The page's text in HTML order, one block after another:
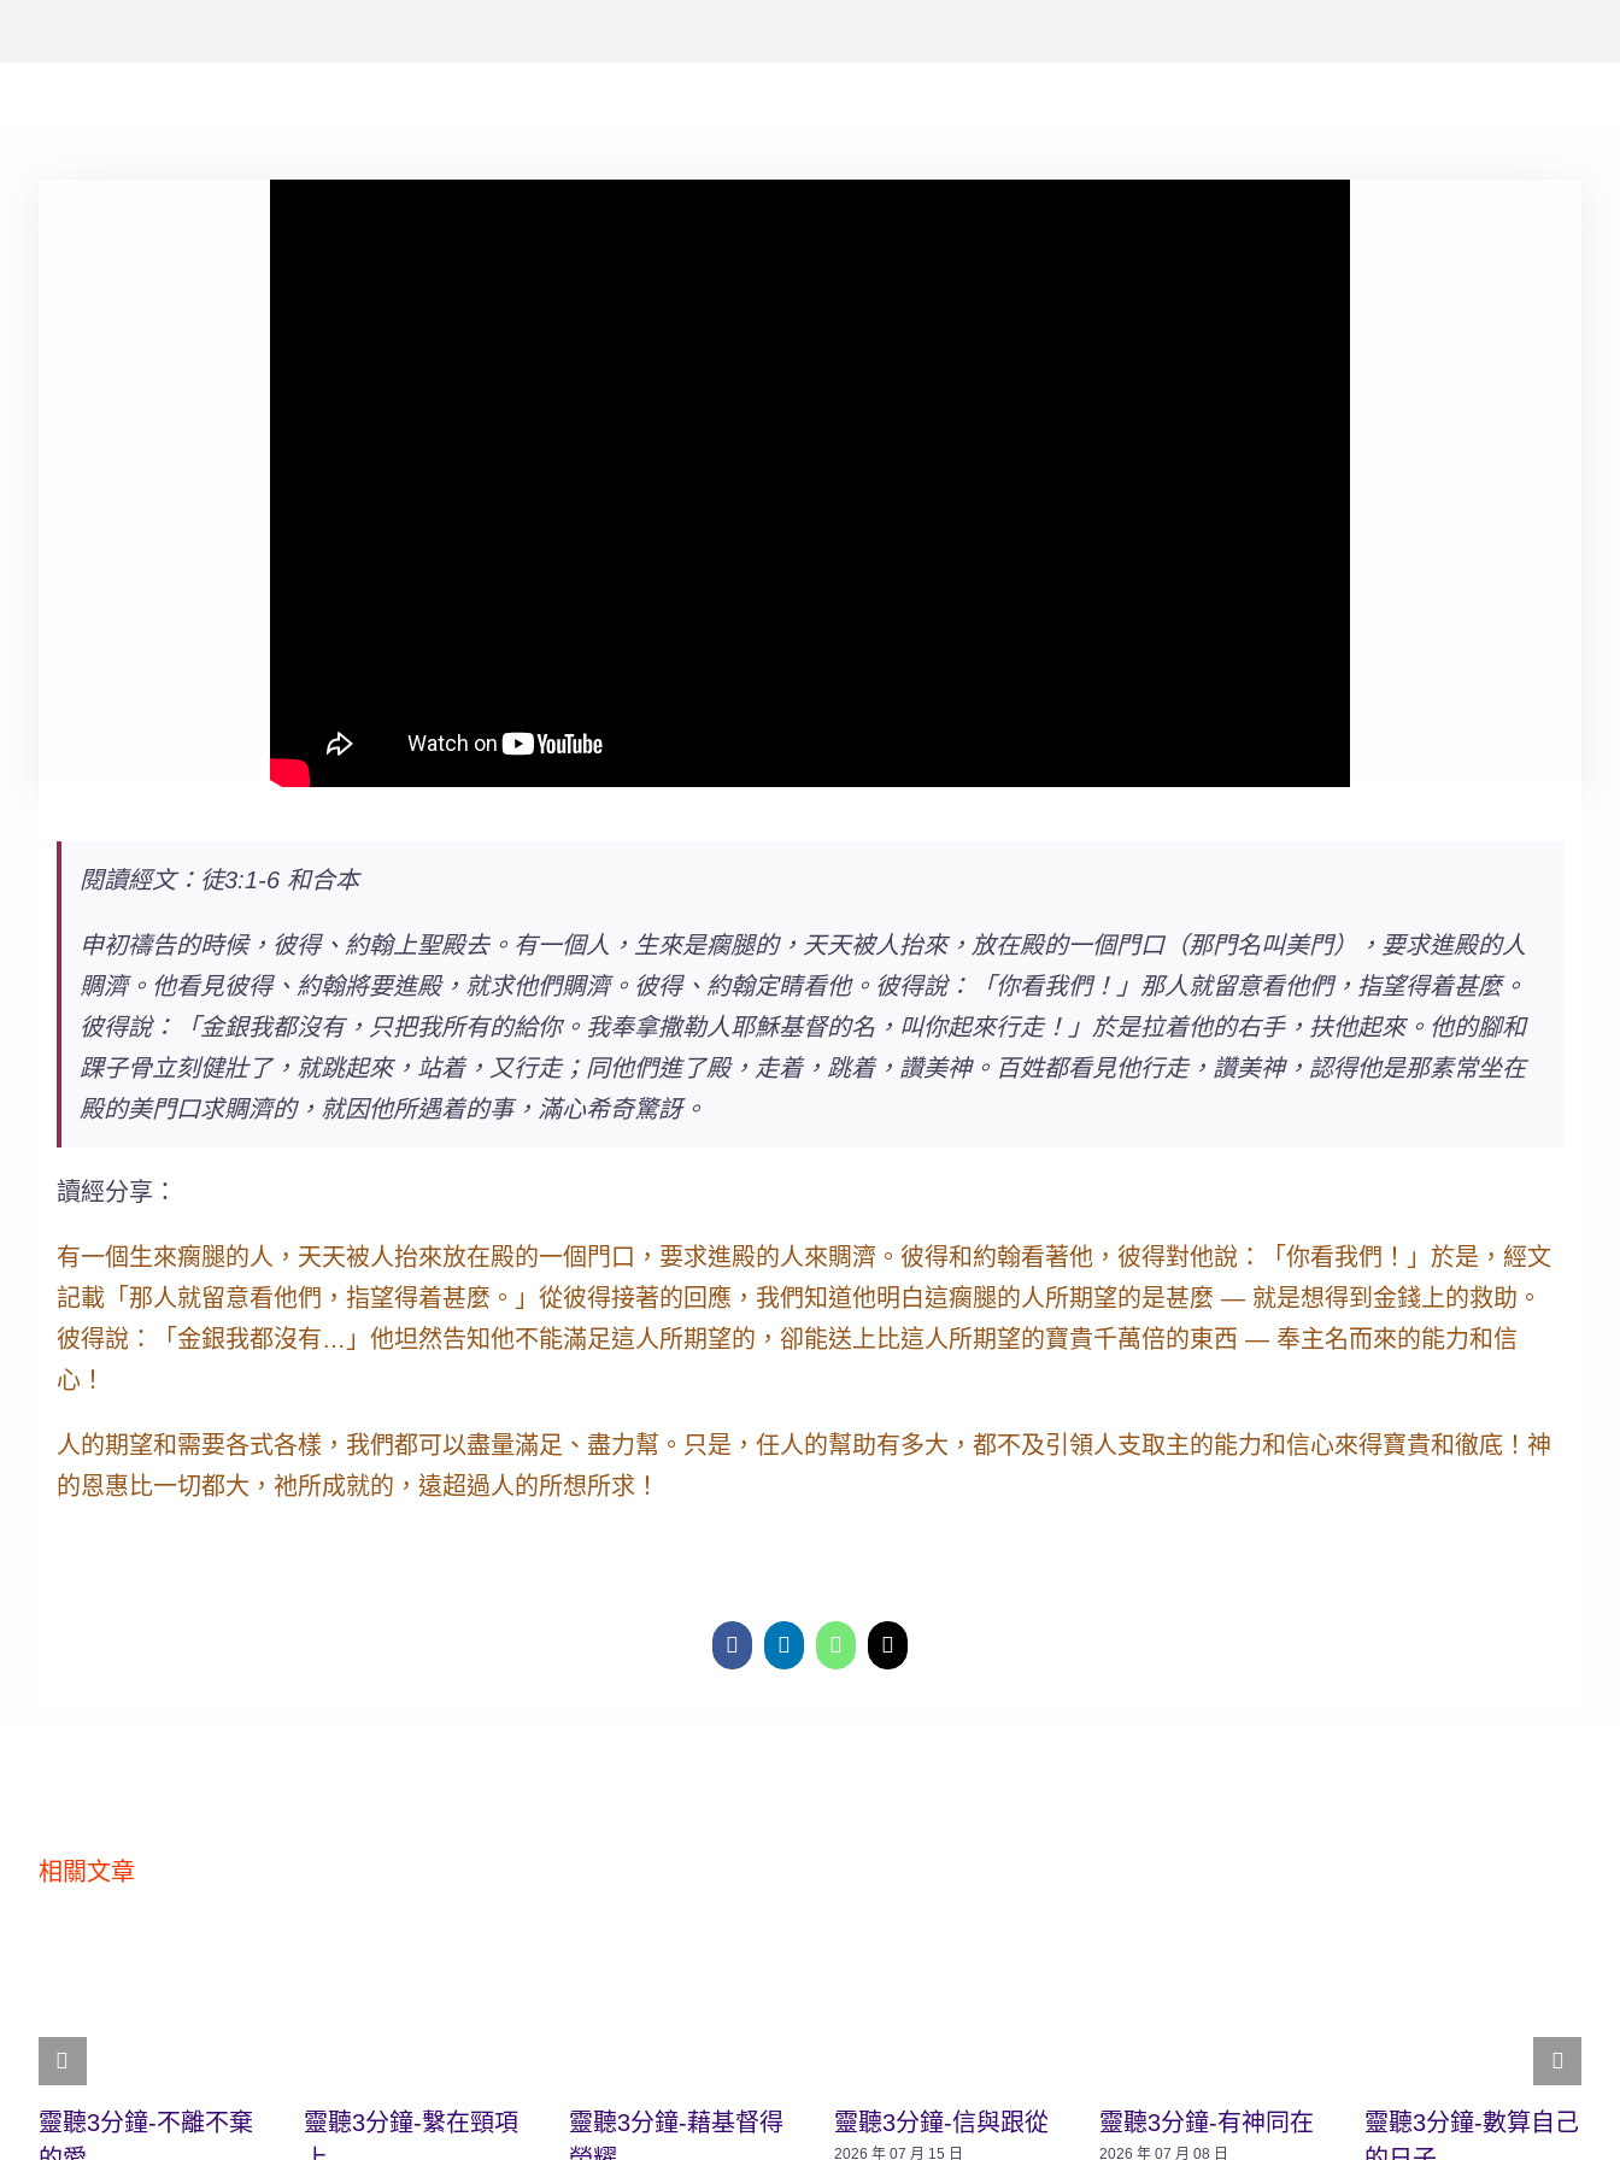
閱讀經文：徒3:1-6 和合本
申初禱告的時候，彼得、約翰上聖殿去。有一個人，生來是瘸腿的，天天被人抬來，放在殿的一個門口（那門名叫美門），要求進殿的人
賙濟。他看見彼得、約翰將要進殿，就求他們賙濟。彼得、約翰定睛看他。彼得說：「你看我們！」那人就留意看他們，指望得着甚麼。
彼得說：
「金銀我都沒有，只把我所有的給你。我奉拿撒勒人耶穌基督的名，叫你起來行走！」 於是拉着他的右手，扶他起來。他的腳和
踝子骨立刻健壯了，就跳起來，站着，又行走； 同他們進了殿，走着，跳着，讚美神。百姓都看見他行走，讚美神，認得他是那素常坐在
殿的美門口求賙濟的， 就因他所遇着的事，滿心希奇驚訝。
讀經分享：
有一個生來瘸腿的人，天天被人抬來放在殿的一個門口，要求進殿的人來賙濟。彼得和約翰看著他，彼得對他說：「你看我們！」於是，經文
記載「那人就留意看他們， 指望得着甚麼 。」從彼得接著的回應，我們知道他明白這瘸腿的人所期望的是甚麼 — 就是想得到金錢上的救助。
彼得說：「金銀我都沒有…」他坦然告知他不能滿足這人所期望的，卻能送上比這人所期望的寶貴千萬倍的東西 — 奉主名而來的能力和信
心！
人的期望和需要各式各樣，我們都可以盡量滿足、盡力幫。只是，任人的幫助有多大，都不及引領人支取主的能力和信心來得寶貴和徹底！ 神
的恩惠比一切都大，祂所成就的，遠超過人的所想所求！
相關文章
靈聽3分鐘-不離不棄
靈聽3分鐘-繫在頸項
靈聽3分鐘-藉基督得
靈聽3分鐘-信與跟從
2026 年 07 月 15 日
靈聽3分鐘-有神同在
2026 年 07 月 08 日
靈聽3分鐘-數算自己